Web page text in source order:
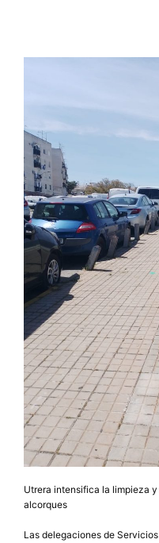
Utrera intensifica la limpieza
alcorques
Las delegaciones de